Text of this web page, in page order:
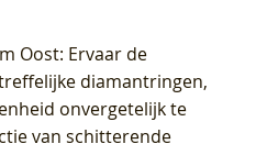
Oost: Ervaar de
diamantringen,
onvergetelijk te
van schitterende